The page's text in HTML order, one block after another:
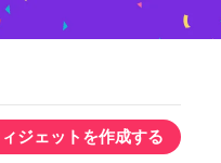
ジェットを作成する